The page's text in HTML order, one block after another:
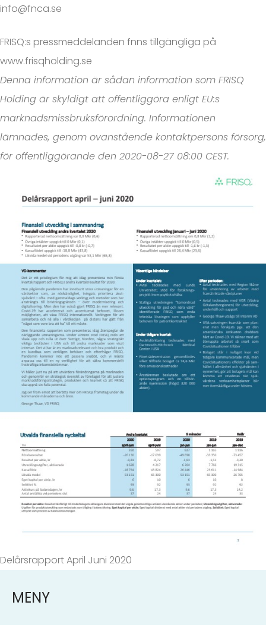
info@fnca.se
FRISQ:s pressmeddelanden fnns tillgängliga på
www.frisqholding.se
Denna information är sådan information som FRISQ
Holding är skyldigt att offentliggöra enligt EU:s
marknadsmissbruksförordning. Informationen
lämnades, genom ovanstående kontaktpersons försorg,
för offentliggörande den 2020-08-27 08:00 CEST.
Delårsrapport April Juni 2020
MENY